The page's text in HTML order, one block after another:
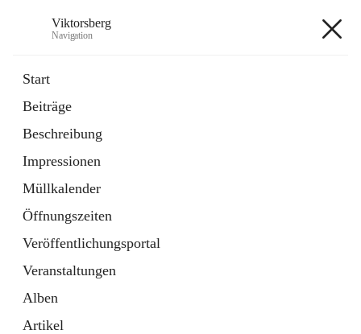
Viktorsberg
Navigation
Start
Beiträge
Beschreibung
Impressionen
Müllkalender
Öffnungszeiten
Veröffentlichungsportal
Veranstaltungen
Alben
Artikel
1 Schnellzugriff
Bürgerservice
10 Schnellzugriffe